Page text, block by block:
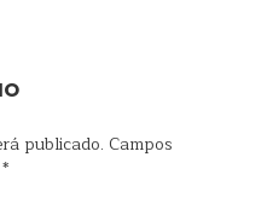
publicado. Campos
*